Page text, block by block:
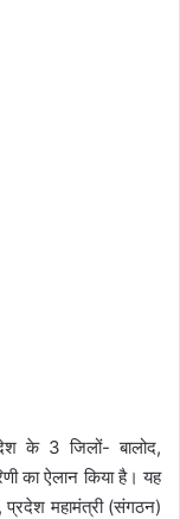
के 3 जिलों- बालोद,
का ऐलान किया है। यह
प्रदेश महामंत्री (संगठन)